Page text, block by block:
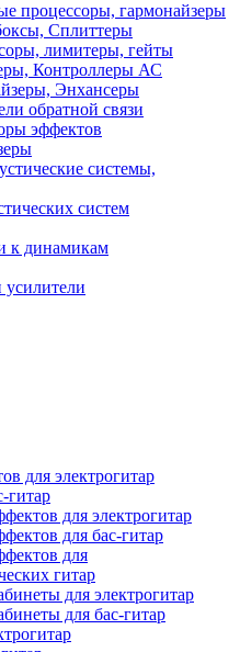
процессоры, гармонайзеры
Сплиттеры
лимитеры, гейты
Контроллеры АС
Энхансеры
обратной связи
эффектов
системы,
систем
к динамикам
для электрогитар
гитар
для электрогитар
для бас-гитар
для
гитар
для электрогитар
для бас-гитар